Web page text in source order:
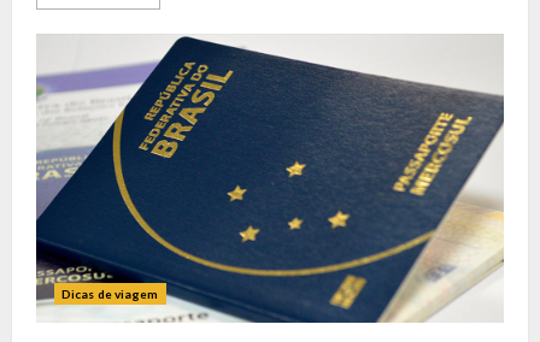
Dicas de viagem